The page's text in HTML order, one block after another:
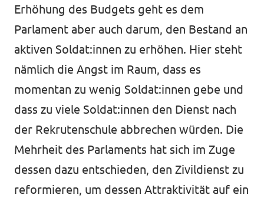
Erhöhung des Budgets geht es dem
Parlament aber auch darum, den Bestand an
aktiven Soldat:innen zu erhöhen. Hier steht
nämlich die Angst im Raum, dass es
momentan zu wenig Soldat:innen gebe und
dass zu viele Soldat:innen den Dienst nach
der Rekrutenschule abbrechen würden. Die
Mehrheit des Parlaments hat sich im Zuge
dessen dazu entschieden, den Zivildienst zu
reformieren, um dessen Attraktivität auf ein